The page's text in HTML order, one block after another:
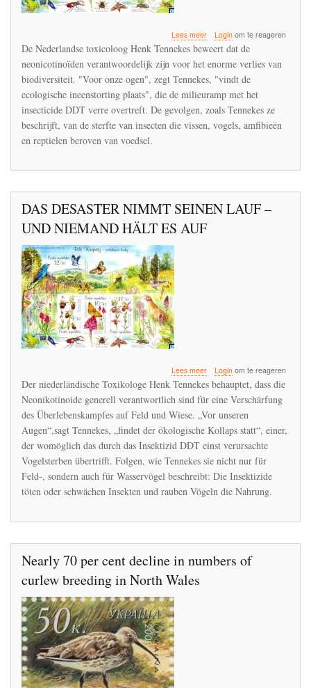
Lees meerover
neemt
zijn
loop
niemand
houdt
Loginom te reageren
De Nederlandse toxicoloog Henk Tennekes beweert dat de
neonicotinoïden verantwoordelijk zijn voor het enorme verlies van
biodiversiteit. "Voor onze ogen", zegt Tennekes, "vindt de
ecologische ineenstorting plaats", die de milieuramp met het
insecticide DDT verre overtreft. De gevolgen, zoals Tennekes ze
beschrijft, van de sterfte van insecten die vissen, vogels, amfibieën
en reptielen beroven van voedsel.
DAS DESASTER NIMMT SEINEN LAUF –
UND NIEMAND HÄLT ES AUF
Lees meerover
DAS
DESASTER
NIMMT
SEINEN
LAUF
–
UND
NIEMAND
HÄLT
ES
Loginom te reageren
Der niederländische Toxikologe Henk Tennekes behauptet, dass die
Neonikotinoide generell verantwortlich sind für eine Verschärfung
des Überlebenskampfes auf Feld und Wiese. „Vor unseren
Augen“,sagt Tennekes, „findet der ökologische Kollaps statt“, einer,
der womöglich das durch das Insektizid DDT einst verursachte
Vogelsterben übertrifft. Folgen, wie Tennekes sie nicht nur für
Feld-, sondern auch für Wasservögel beschreibt: Die Insektizide
töten oder schwächen Insekten und rauben Vögeln die Nahrung.
Nearly 70 per cent decline in numbers of
curlew breeding in North Wales